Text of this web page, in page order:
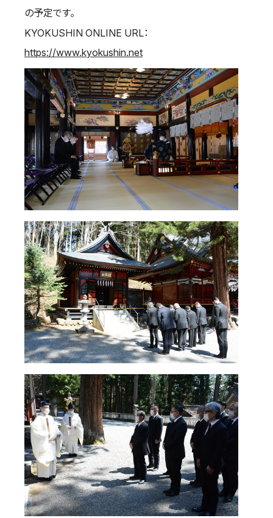
の予定です。
KYOKUSHIN ONLINE URL：
https://www.kyokushin.net